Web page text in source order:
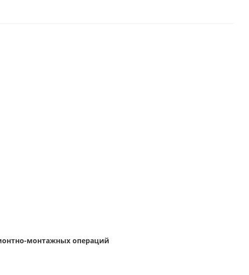
монтажных операций